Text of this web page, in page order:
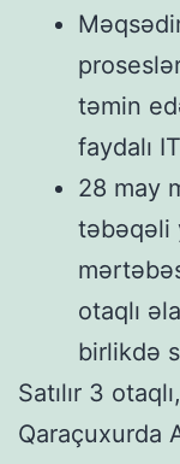
təmin
faydalı
28 may
təbəqəli
otaqlı
birlikdə
Satılır 3
Qaraçuxurda